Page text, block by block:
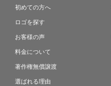
初めての方へ
ロゴを探す
お客様の声
料金について
著作権無償譲渡
選ばれる理由